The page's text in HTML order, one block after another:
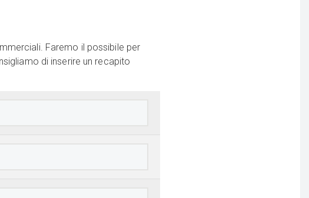
Faremo il possibile per
di inserire un recapito